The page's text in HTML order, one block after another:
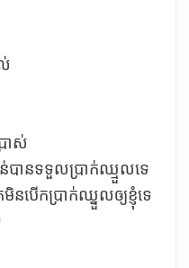
ាស់
ន់បានទទួលប្រាក់ឈ្មួលទេ
មិនបើកប្រាក់ឈ្នួលឲ្យខ្ញុំទេ